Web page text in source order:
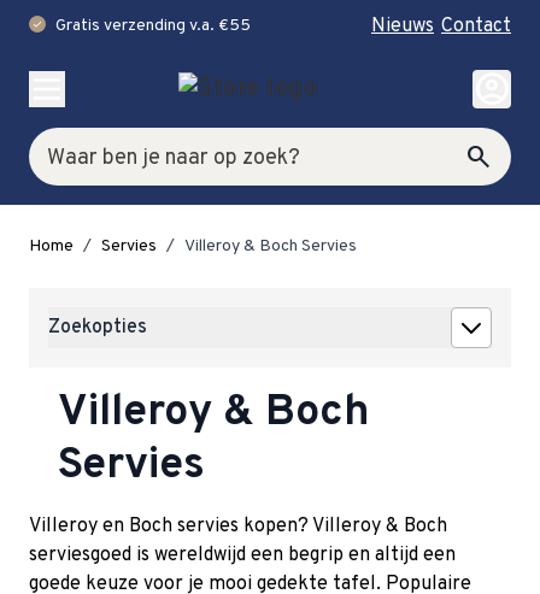
check Gratis verzending v.a. €55 Nieuws Contact
Zoek search
account_circle
Home / Servies / Villeroy & Boch Servies
Zoekopties
Villeroy & Boch
Servies
Villeroy en Boch servies kopen? Villeroy & Boch
serviesgoed is wereldwijd een begrip en altijd een
goede keuze voor je mooi gedekte tafel. Populaire